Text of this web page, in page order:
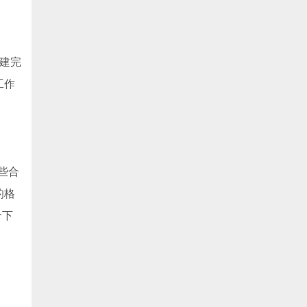
完
作
合
格
下